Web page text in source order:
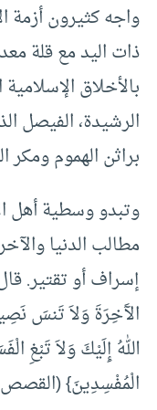
واجه كثيرون أزمة
ذات اليد مع قلة
بالأخلاق
الرشيدة، الفيصل
براثن الهموم
وتبدو وسطية أهل
مطالب الدنيا
إسراف أو تقتير. قال
الآَخِرَةَ وَلاَ تَنسَ
اللهُ إِلَيْكَ وَلاَ تَبْغِ
الْمُفْسِدِينَ}